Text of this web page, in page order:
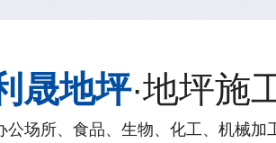
晟地坪·地坪施
公场所、食品、生物、化工、机械